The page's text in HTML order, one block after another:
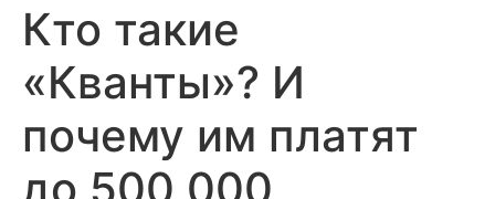
Кто такие
«Кванты»? И
почему им платят